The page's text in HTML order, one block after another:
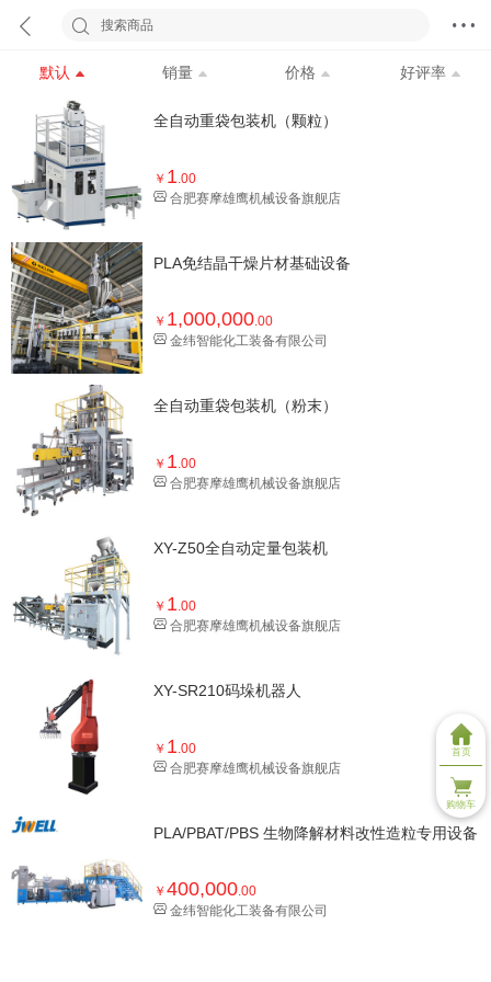
搜索商品
默认 销量 价格 好评率
全自动重袋包装机（颗粒）
￥ 1.00
合肥赛摩雄鹰机械设备旗舰店
PLA免结晶干燥片材基础设备
￥ 1,000,000.00
金纬智能化工装备有限公司
全自动重袋包装机（粉末）
￥ 1.00
合肥赛摩雄鹰机械设备旗舰店
XY-Z50全自动定量包装机
￥ 1.00
合肥赛摩雄鹰机械设备旗舰店
XY-SR210码垛机器人
￥ 1.00
合肥赛摩雄鹰机械设备旗舰店
PLA/PBAT/PBS 生物降解材料改性造粒专用设备
￥ 400,000.00
金纬智能化工装备有限公司
首页
购物车